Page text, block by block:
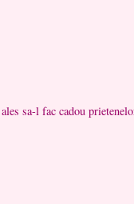
sa-l fac cadou